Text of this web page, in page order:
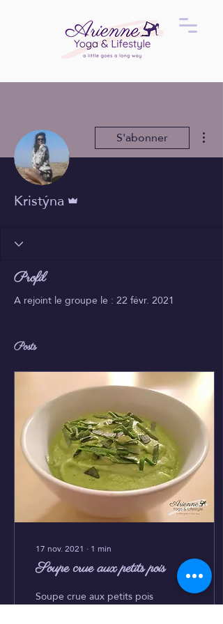
S'abonner
Kristýna
Profil
A rejoint le groupe le : 22 févr. 2021
Posts
17 nov. 2021 ∙1 min
Soupe crue aux petits pois
Soupe crue aux petits pois
Ingrédients par 1 à 2